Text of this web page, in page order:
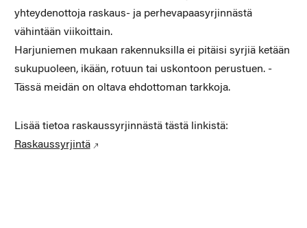
yhteydenottoja raskaus- ja perhevapaasyrjinnästä
vähintään viikoittain.
Harjuniemen mukaan rakennuksilla ei pitäisi syrjiä ketään
sukupuoleen, ikään, rotuun tai uskontoon perustuen. -
Tässä meidän on oltava ehdottoman tarkkoja.
Lisää tietoa raskaussyrjinnästä tästä linkistä:
Raskaussyrjintä